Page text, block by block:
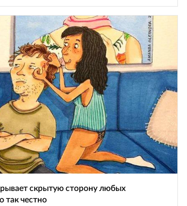
скрытую сторону любых
так честно